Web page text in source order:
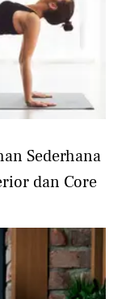
Sederhana
dan Core